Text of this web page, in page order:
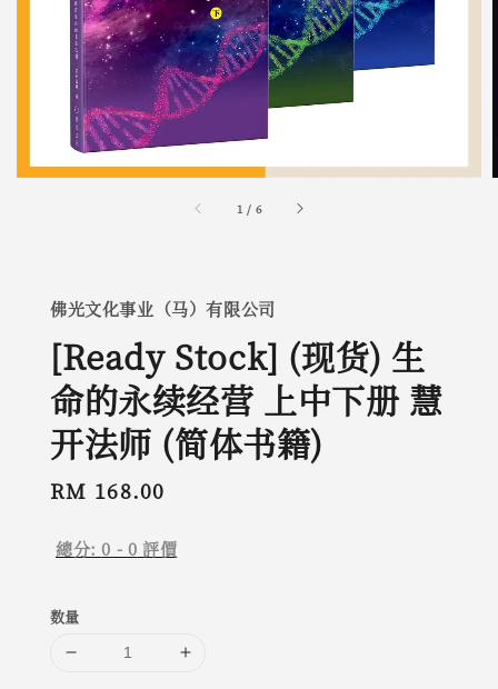
1 / 6
佛光文化事业（马）有限公司
[Ready Stock] (现货) 生
命的永续经营 上中下册 慧
开法师 (简体书籍)
Regular
RM 168.00
總分:0 - 0 評價
数量